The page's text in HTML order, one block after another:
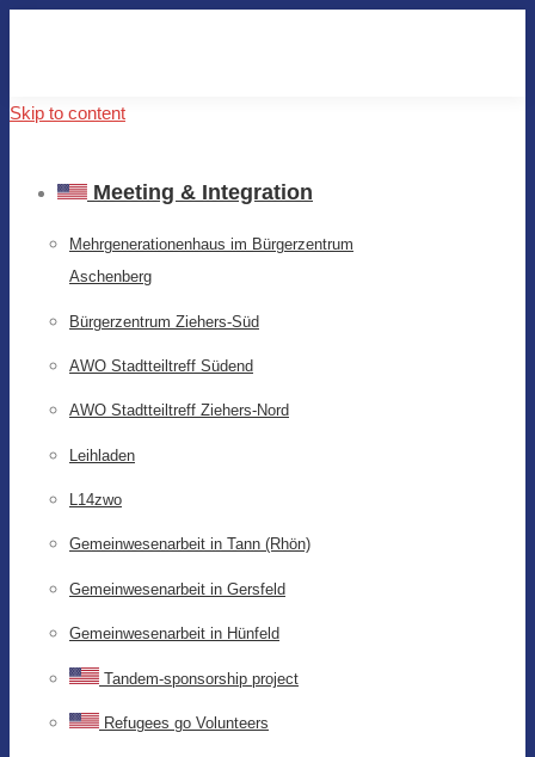
Skip to content
Meeting & Integration
Mehrgenerationenhaus im Bürgerzentrum
Aschenberg
Bürgerzentrum Ziehers-Süd
AWO Stadtteiltreff Südend
AWO Stadtteiltreff Ziehers-Nord
Leihladen
L14zwo
Gemeinwesenarbeit in Tann (Rhön)
Gemeinwesenarbeit in Gersfeld
Gemeinwesenarbeit in Hünfeld
Tandem-sponsorship project
Refugees go Volunteers